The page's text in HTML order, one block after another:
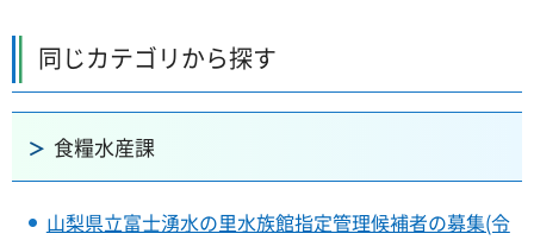
同じカテゴリから探す
食糧水産課
山梨県立富士湧水の里水族館指定管理候補者の募集(令